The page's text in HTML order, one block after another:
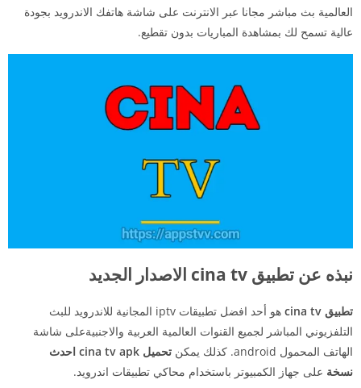
العالمية بث مباشر مجانا عبر الانترنت على شاشة هاتفك الاندرويد بجودة
عالية تسمح لك بمشاهدة المباريات بدون تقطيع.
نبذه عن تطبيق cina tv الاصدار الجديد
تطبيق cina tv
هو أحد افضل تطبيقات iptv المجانية للاندرويد للبث
التلفزيوني المباشر لجميع القنوات العالمية العربية والاجنبيةعلى شاشة
الهاتف المحمول android. كذلك يمكن
تحميل cina tv apk احدث
نسخة على جهاز الكمبيوتر باستخدام محاكي تطبيقات اندرويد.